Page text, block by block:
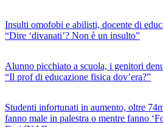
Insulti omofobi e abilisti, docente di
“Dire ‘divanati’? Non è un insulto”
Alunno picchiato a scuola, i genitori
“Il prof di educazione fisica dov’era?”
Studenti infortunati in aumento, oltre
fanno male in palestra o mentre fanno